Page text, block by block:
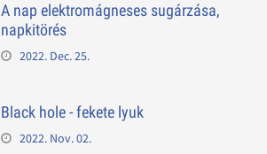
A nap elektromágneses sugárzása,
napkitörés
2022. Dec. 25.
Black hole - fekete lyuk
2022. Nov. 02.